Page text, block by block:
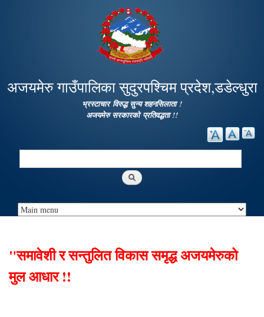
main
content
अजयमेरु गाउँपालिका सुदुरपश्चिम प्रदेश,डडेल्धुरा
भ्रस्टाचार विरुद्ध सुन्य शहनसिलाता !
अजयमेरु सरकारको प्रतिवद्धता !!
Search
"समावेशी र सन्तुलित विकास समृद्ध अजयमेरुको
मुल आधार !!